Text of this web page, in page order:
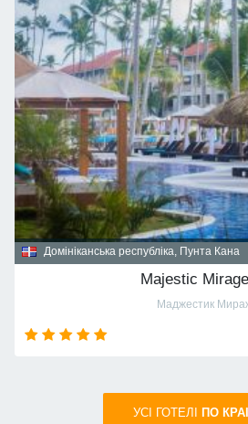
Домініканська республіка, Пунта Кана
Majestic
Маджестик
УСI ГОТЕЛІ ПО